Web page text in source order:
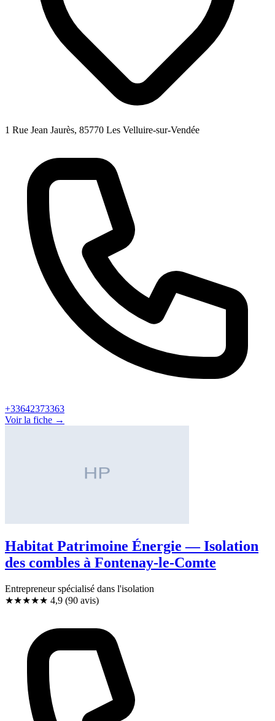
1 Rue Jean Jaurès, 85770 Les Velluire-sur-Vendée
+33642373363
Voir la fiche →
Habitat Patrimoine Énergie — Isolation
des combles à Fontenay-le-Comte
Entrepreneur spécialisé dans l'isolation
★★★★★ 4,9 (90 avis)